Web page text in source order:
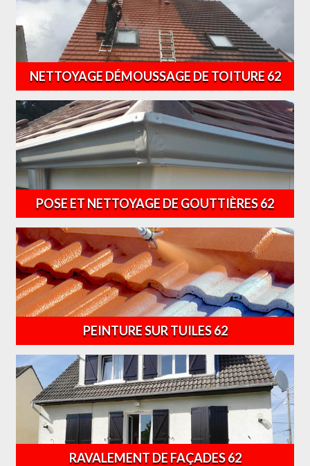
NETTOYAGE DÉMOUSSAGE DE TOITURE 62
POSE ET NETTOYAGE DE GOUTTIÈRES 62
PEINTURE SUR TUILES 62
RAVALEMENT DE FAÇADES 62